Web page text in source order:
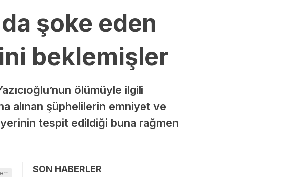
şoke eden
beklemişler
ölümüyle ilgili
alınan şüphelilerin emniyet ve
tespit edildiği buna rağmen
SON HABERLER